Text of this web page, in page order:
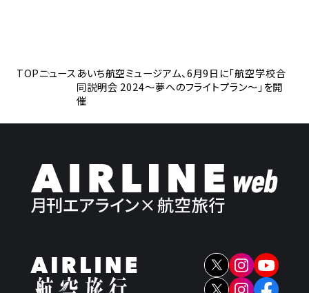
TOPニュースあいち航空ミュージアム、6月9日に「航空学校合
同説明会 2024～夢へのフライトプラン～」を開
催